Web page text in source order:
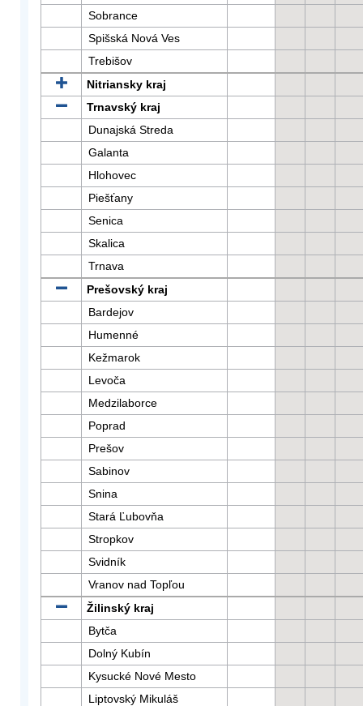
Sobrance
Spišská Nová Ves
Trebišov
Nitriansky kraj
Trnavský kraj
Dunajská Streda
Galanta
Hlohovec
Piešťany
Senica
Skalica
Trnava
Prešovský kraj
Bardejov
Humenné
Kežmarok
Levoča
Medzilaborce
Poprad
Prešov
Sabinov
Snina
Stará Ľubovňa
Stropkov
Svidník
Vranov nad Topľou
Žilinský kraj
Bytča
Dolný Kubín
Kysucké Nové Mesto
Liptovský Mikuláš